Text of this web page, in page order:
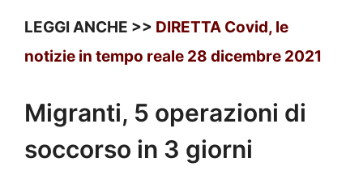
LEGGI ANCHE >> DIRETTA Covid, le
notizie in tempo reale 28 dicembre 2021
Migranti, 5 operazioni di
soccorso in 3 giorni